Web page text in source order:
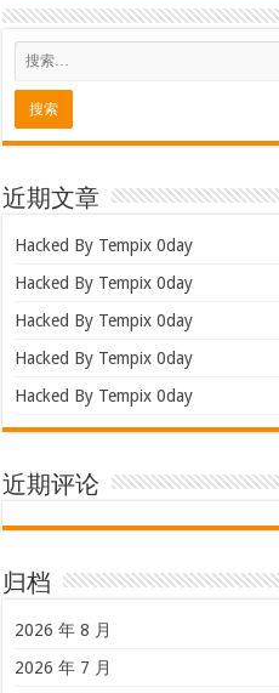
近期文章
Hacked By Tempix 0day
Hacked By Tempix 0day
Hacked By Tempix 0day
Hacked By Tempix 0day
Hacked By Tempix 0day
近期评论
归档
2026 年 8 月
2026 年 7 月